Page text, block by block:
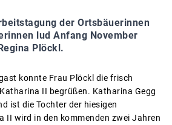
der Ortsbäuerinnen
lud Anfang November
Plöckl.
konnte Frau Plöckl die frisch
II begrüßen. Katharina Gegg
ist die Tochter der hiesigen
II wird in den kommenden zwei Jahren